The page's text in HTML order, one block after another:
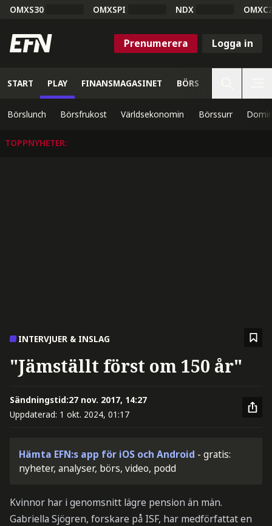
OMXS30 OMXSPI NDX
Prenumerera Logga in
START PLAY FINANSMAGASINET BÖRS
Börslunch Börsfrukost Världsekonomin Börssurr
TOPPNYHETER:
INTERVJUER & INSLAG
"Jämställt först om 150 år"
Sändningstid:27 nov. 2017, 14:27
Uppdaterad: 1 okt. 2024, 01:17
Hämta EFN:s app för iOS och Android - gratis:
nyheter, analyser, börs, video, podd
Kvinnor har i genomsnitt lägre pension än män.
Gabriella Sjögren, forskare på ISF, har medförfattat en